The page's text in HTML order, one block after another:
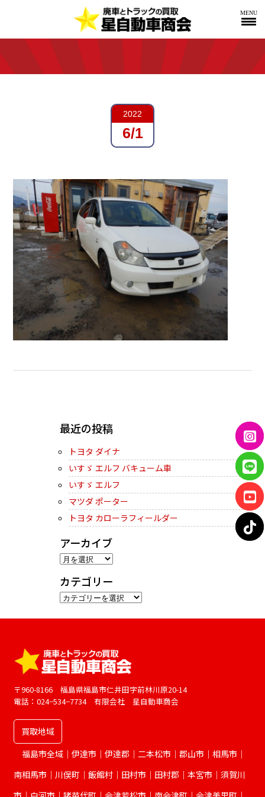
MENU
2022
6/1
最近の投稿
トヨタ ダイナ
いすゞ エルフ バキューム車
いすゞ エルフ
マツダ ポーター
トヨタ カローラフィールダー
アーカイブ
ア
カ
イ
ブ
カテゴリー
カ
ー
〒960-8166 福島県福島市仁井田字前林川原20-14
電話：024−534−7734 有限会社 星自動車商会
買取地域
福島市全域｜伊達市｜伊達郡｜二本松市｜郡山市｜相馬市｜
南相馬市｜川俣町｜飯館村｜田村市｜田村郡｜本宮市｜須賀川